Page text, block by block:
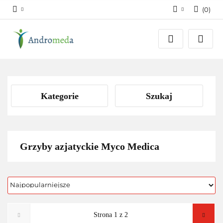
Zarejestruj się
(0)
Kategorie Szukaj
Grzyby azjatyckie Myco Medica